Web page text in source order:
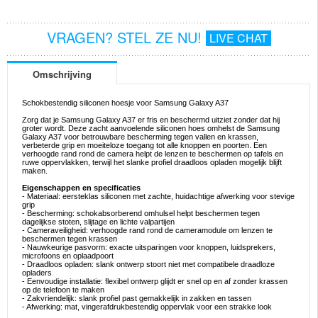
VRAGEN? STEL ZE NU! LIVE CHAT
Omschrijving
Schokbestendig siliconen hoesje voor Samsung Galaxy A37
Zorg dat je Samsung Galaxy A37 er fris en beschermd uitziet zonder dat hij
groter wordt. Deze zacht aanvoelende siliconen hoes omhelst de Samsung
Galaxy A37 voor betrouwbare bescherming tegen vallen en krassen,
verbeterde grip en moeiteloze toegang tot alle knoppen en poorten. Een
verhoogde rand rond de camera helpt de lenzen te beschermen op tafels en
ruwe oppervlakken, terwijl het slanke profiel draadloos opladen mogelijk blijft
maken.
Eigenschappen en specificaties
- Materiaal: eersteklas siliconen met zachte, huidachtige afwerking voor stevige
grip
- Bescherming: schokabsorberend omhulsel helpt beschermen tegen
dagelijkse stoten, slijtage en lichte valpartijen
- Cameraveiligheid: verhoogde rand rond de cameramodule om lenzen te
beschermen tegen krassen
- Nauwkeurige pasvorm: exacte uitsparingen voor knoppen, luidsprekers,
microfoons en oplaadpoort
- Draadloos opladen: slank ontwerp stoort niet met compatibele draadloze
opladers
- Eenvoudige installatie: flexibel ontwerp glijdt er snel op en af zonder krassen
op de telefoon te maken
- Zakvriendelijk: slank profiel past gemakkelijk in zakken en tassen
- Afwerking: mat, vingerafdrukbestendig oppervlak voor een strakke look